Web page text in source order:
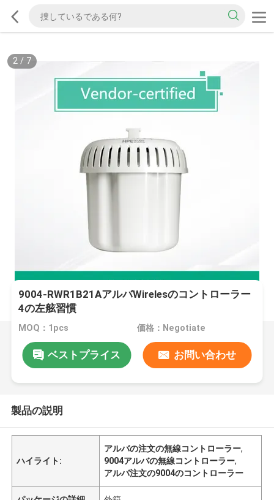
2/ 7
9004-RWR1B21AアルバWirelesのコントローラー
4の左舷習慣
MOQ：1pcs 価格：Negotiate
ベストプライス お問い合わせ
製品の説明
ハイライト:
アルバの注文の無線コントローラー,
9004アルバの無線コントローラー,
アルバ注文の9004のコントローラー